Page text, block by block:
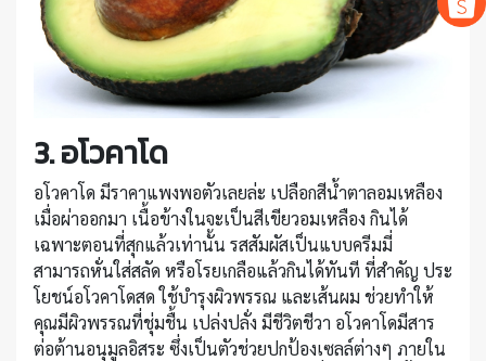
3. อโวคาโด
อโวคาโด มีราคาแพงพอตัวเลยล่ะ เปลือกสีน้ำตาลอมเหลือง
เมื่อผ่าออกมา เนื้อข้างในจะเป็นสีเขียวอมเหลือง กินได้
เฉพาะตอนที่สุกแล้วเท่านั้น รสสัมผัสเป็นแบบครีมมี่
สามารถหั่นใส่สลัด หรือโรยเกลือแล้วกินได้ทันที ที่สำคัญ ประ
โยชน์อโวคาโดสด ใช้บำรุงผิวพรรณ และเส้นผม ช่วยทำให้
คุณมีผิวพรรณที่ชุ่มชื้น เปล่งปลั่ง มีชีวิตชีวา อโวคาโดมีสาร
ต่อต้านอนุมูลอิสระ ซึ่งเป็นตัวช่วยปกป้องเซลล์ต่างๆ ภายใน